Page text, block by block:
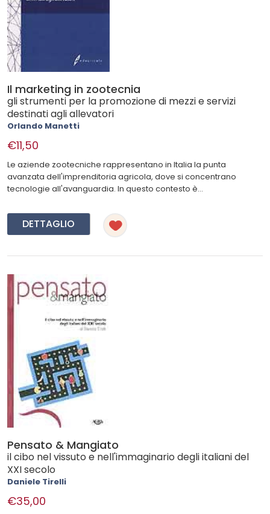
Il marketing in zootecnia
gli strumenti per la promozione di mezzi e servizi
destinati agli allevatori
Orlando Manetti
€11,50
Le aziende zootecniche rappresentano in Italia la punta
avanzata dell'imprenditoria agricola, dove si concentrano
tecnologie all'avanguardia. In questo contesto è...
DETTAGLIO
Pensato & Mangiato
il cibo nel vissuto e nell'immaginario degli italiani del
XXI secolo
Daniele Tirelli
€35,00